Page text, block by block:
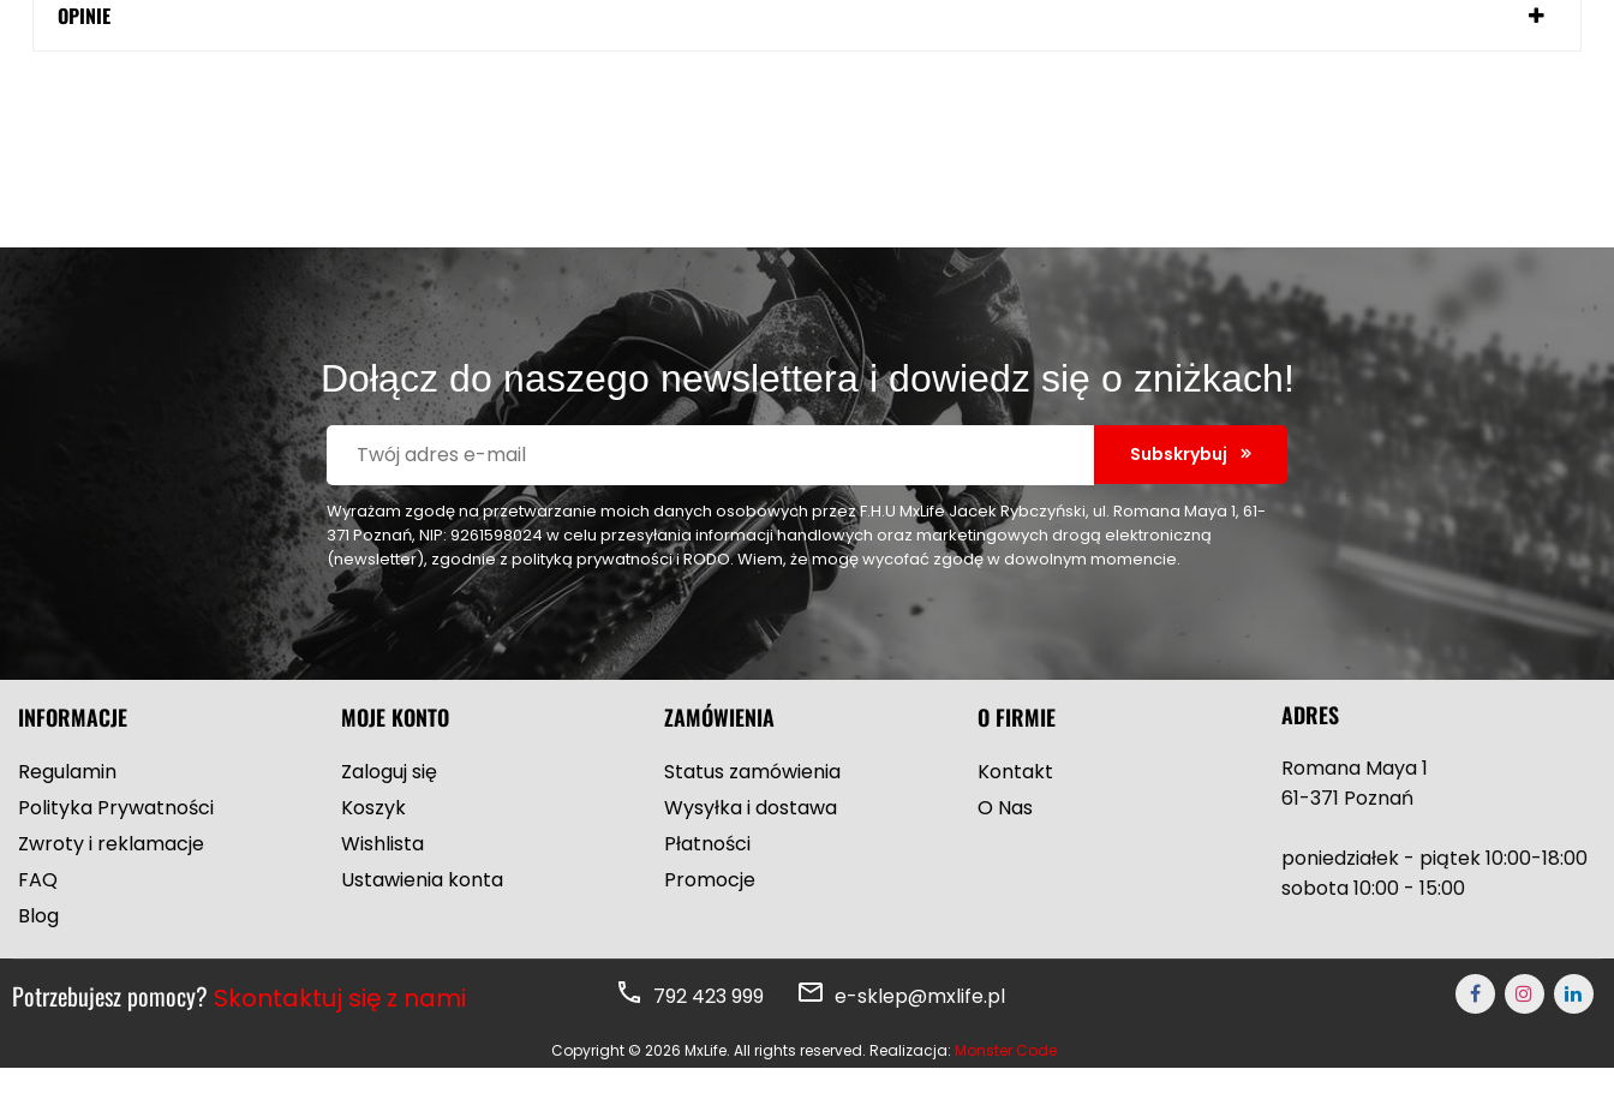
OPINIE
Dołącz do naszego newslettera i dowiedz się o zniżkach!
Subskrybuj
Wyrażam zgodę na przetwarzanie moich danych osobowych przez F.H.U MxLife Jacek Rybczyński, ul. Romana Maya 1, 61-
371 Poznań, NIP: 9261598024 w celu przesyłania informacji handlowych oraz marketingowych drogą elektroniczną
(newsletter), zgodnie z polityką prywatności i RODO. Wiem, że mogę wycofać zgodę w dowolnym momencie.
INFORMACJE
Regulamin
Polityka Prywatności
Zwroty i reklamacje
FAQ
Blog
MOJE KONTO
Zaloguj się
Koszyk
Wishlista
Ustawienia konta
ZAMÓWIENIA
Status zamówienia
Wysyłka i dostawa
Płatności
Promocje
O FIRMIE
Kontakt
O Nas
ADRES
Romana Maya 1
61-371 Poznań
poniedziałek - piątek 10:00-18:00
sobota 10:00 - 15:00
Potrzebujesz pomocy? Skontaktuj się z nami 792 423 999 e-sklep@mxlife.pl
Copyright © 2026 MxLife. All rights reserved. Realizacja: Monster Code